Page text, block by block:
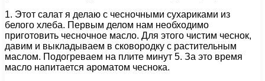
1. Этот салат я делаю с чесночными сухариками из
белого хлеба. Первым делом нам необходимо
приготовить чесночное масло. Для этого чистим чеснок,
давим и выкладываем в сковородку с растительным
маслом. Подогреваем на плите минут 5. За это время
масло напитается ароматом чеснока.